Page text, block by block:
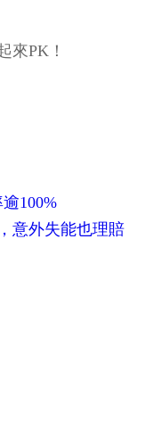
來PK！
100%
意外失能也理賠